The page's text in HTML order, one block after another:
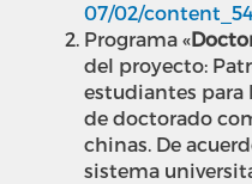
07/02/
Programa «
del proyecto:
estudiantes para
de doctorado
chinas. De
sistema